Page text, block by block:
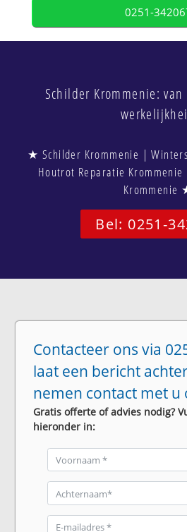
0251-
Schilder Krommenie:
★ Schilder Krommenie |
Houtrot Reparatie
Krommenie
Bel: 0251-
Contacteer ons via
laat een bericht
nemen contact met u
Gratis offerte of advies nodig?
hieronder in: